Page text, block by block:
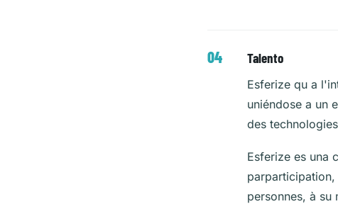
Talento
Esferize qu a
uniéndose a un
des
Esferize es una
personnes, à